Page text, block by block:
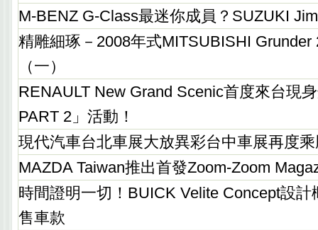
M-BENZ G-Class最迷你成員？SUZUKI
精雕細琢－2008年式MITSUBISHI Grunder
（一）
RENAULT New Grand Scenic首度來台現
PART 2」活動！
現代汽車台北車展大放異彩台中車展再度
MAZDA Taiwan推出首發Zoom-Zoom
時間證明一切！BUICK Velite Concept設計
售車款